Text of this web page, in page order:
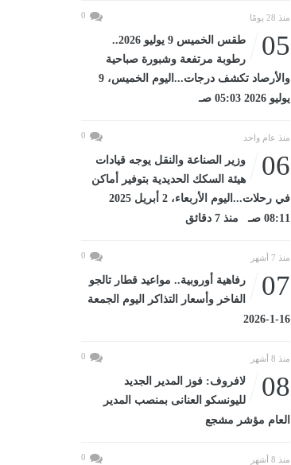
منذ 28 يومًا 0
05
طقس الخميس 9 يوليو 2026..
رطوبة مرتفعة وشبورة صباحية
والأرصاد تكشف درجات...اليوم الخميس، 9
يوليو 2026 05:03 صـ
منذ عام واحد 0
06
وزير الصناعة والنقل يوجه قيادات
هيئة السكك الحديدية بتوفير أماكن
في رحلات...اليوم الأربعاء، 2 أبريل 2025
08:11 صـ منذ 7 دقائق
منذ 7 أشهر 0
07
رفاهية أوروبية.. مواعيد قطار تالجو
الفاخر وأسعار التذاكر اليوم الجمعة
16-1-2026
منذ 8 أشهر 0
08
لافروف: فوز المدير الجديد
لليونسكو العنانى بمنصب المدير
العام مؤشر مشجع
منذ 8 أشهر 0